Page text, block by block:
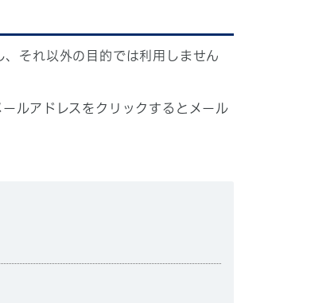
それ以外の目的では利用しません
ルアドレスをクリックするとメール